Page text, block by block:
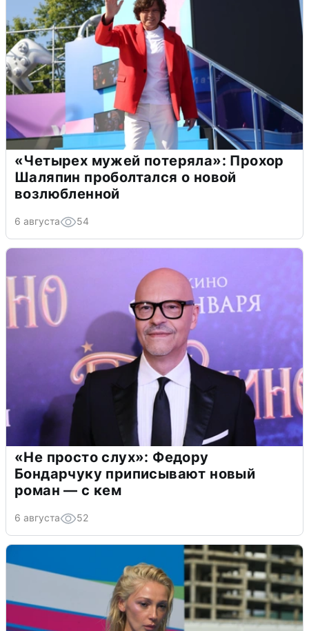
«Четырех мужей потеряла»: Прохор
Шаляпин проболтался о новой
возлюбленной
6 августа 54
«Не просто слух»: Федору
Бондарчуку приписывают новый
роман — с кем
6 августа 52